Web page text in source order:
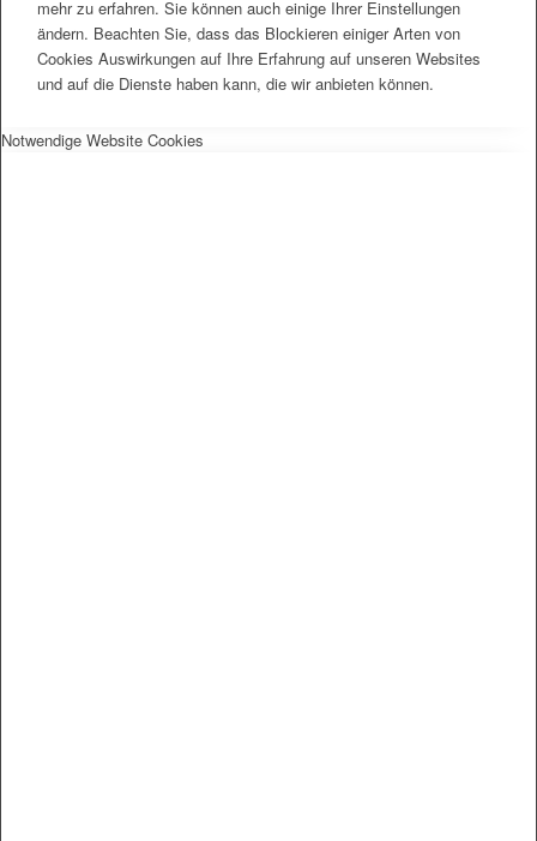
mehr zu erfahren. Sie können auch einige Ihrer Einstellungen
ändern. Beachten Sie, dass das Blockieren einiger Arten von
Cookies Auswirkungen auf Ihre Erfahrung auf unseren Websites
und auf die Dienste haben kann, die wir anbieten können.
Notwendige Website Cookies